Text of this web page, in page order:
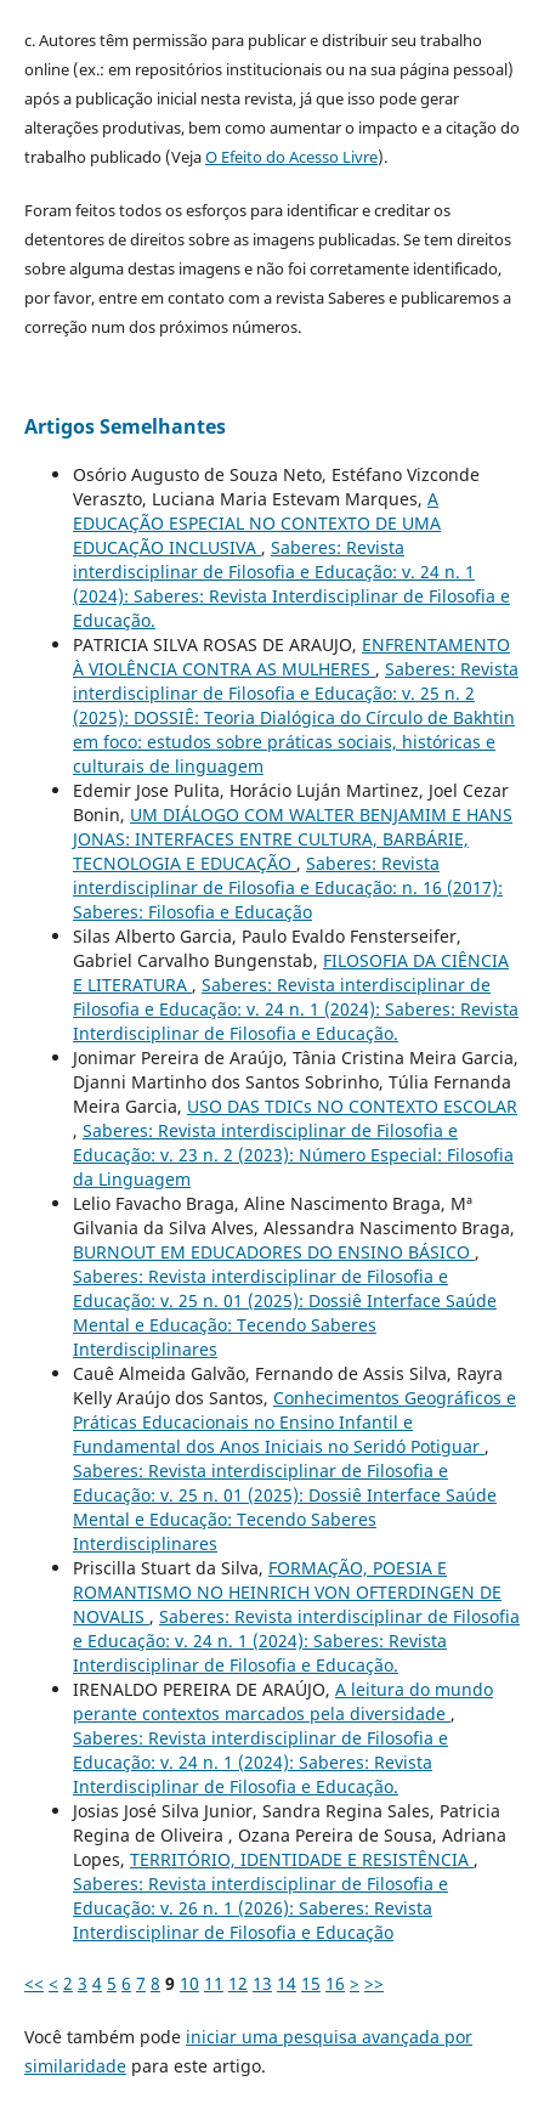
c. Autores têm permissão para publicar e distribuir seu trabalho
online (ex.: em repositórios institucionais ou na sua página pessoal)
após a publicação inicial nesta revista, já que isso pode gerar
alterações produtivas, bem como aumentar o impacto e a citação do
trabalho publicado (VejaO Efeito do Acesso Livre).
Foram feitos todos os esforços para identificar e creditar os
detentores de direitos sobre as imagens publicadas. Se tem direitos
sobre alguma destas imagens e não foi corretamente identificado,
por favor, entre em contato com a revista Saberes e publicaremos a
correção num dos próximos números.
Artigos Semelhantes
Osório Augusto de Souza Neto, Estéfano Vizconde
Veraszto, Luciana Maria Estevam Marques, A
EDUCAÇÃO ESPECIAL NO CONTEXTO DE UMA
EDUCAÇÃO INCLUSIVA , Saberes: Revista
interdisciplinar de Filosofia e Educação: v. 24 n. 1
(2024): Saberes: Revista Interdisciplinar de Filosofia e
Educação.
PATRICIA SILVA ROSAS DE ARAUJO, ENFRENTAMENTO
À VIOLÊNCIA CONTRA AS MULHERES , Saberes: Revista
interdisciplinar de Filosofia e Educação: v. 25 n. 2
(2025): DOSSIÊ: Teoria Dialógica do Círculo de Bakhtin
em foco: estudos sobre práticas sociais, históricas e
culturais de linguagem
Edemir Jose Pulita, Horácio Luján Martinez, Joel Cezar
Bonin, UM DIÁLOGO COM WALTER BENJAMIM E HANS
JONAS: INTERFACES ENTRE CULTURA, BARBÁRIE,
TECNOLOGIA E EDUCAÇÃO , Saberes: Revista
interdisciplinar de Filosofia e Educação: n. 16 (2017):
Saberes: Filosofia e Educação
Silas Alberto Garcia, Paulo Evaldo Fensterseifer,
Gabriel Carvalho Bungenstab, FILOSOFIA DA CIÊNCIA
E LITERATURA , Saberes: Revista interdisciplinar de
Filosofia e Educação: v. 24 n. 1 (2024): Saberes: Revista
Interdisciplinar de Filosofia e Educação.
Jonimar Pereira de Araújo, Tânia Cristina Meira Garcia,
Djanni Martinho dos Santos Sobrinho, Túlia Fernanda
Meira Garcia, USO DAS TDICs NO CONTEXTO ESCOLAR
, Saberes: Revista interdisciplinar de Filosofia e
Educação: v. 23 n. 2 (2023): Número Especial: Filosofia
da Linguagem
Lelio Favacho Braga, Aline Nascimento Braga, Mª
Gilvania da Silva Alves, Alessandra Nascimento Braga,
BURNOUT EM EDUCADORES DO ENSINO BÁSICO ,
Saberes: Revista interdisciplinar de Filosofia e
Educação: v. 25 n. 01 (2025): Dossiê Interface Saúde
Mental e Educação: Tecendo Saberes
Interdisciplinares
Cauê Almeida Galvão, Fernando de Assis Silva, Rayra
Kelly Araújo dos Santos, Conhecimentos Geográficos e
Práticas Educacionais no Ensino Infantil e
Fundamental dos Anos Iniciais no Seridó Potiguar ,
Saberes: Revista interdisciplinar de Filosofia e
Educação: v. 25 n. 01 (2025): Dossiê Interface Saúde
Mental e Educação: Tecendo Saberes
Interdisciplinares
Priscilla Stuart da Silva, FORMAÇÃO, POESIA E
ROMANTISMO NO HEINRICH VON OFTERDINGEN DE
NOVALIS , Saberes: Revista interdisciplinar de Filosofia
e Educação: v. 24 n. 1 (2024): Saberes: Revista
Interdisciplinar de Filosofia e Educação.
IRENALDO PEREIRA DE ARAÚJO, A leitura do mundo
perante contextos marcados pela diversidade ,
Saberes: Revista interdisciplinar de Filosofia e
Educação: v. 24 n. 1 (2024): Saberes: Revista
Interdisciplinar de Filosofia e Educação.
Josias José Silva Junior, Sandra Regina Sales, Patricia
Regina de Oliveira , Ozana Pereira de Sousa, Adriana
Lopes, TERRITÓRIO, IDENTIDADE E RESISTÊNCIA ,
Saberes: Revista interdisciplinar de Filosofia e
Educação: v. 26 n. 1 (2026): Saberes: Revista
Interdisciplinar de Filosofia e Educação
<< < 2 3 4 5 6 7 8 9 10 11 12 13 14 15 16 > >>
Você também pode iniciar uma pesquisa avançada por
similaridadepara este artigo.